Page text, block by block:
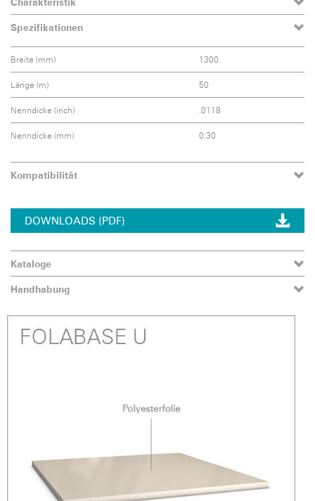
Spezifikationen
Breite (mm) 1300
Länge (m) 50
Nenndicke (inch) .0118
Nenndicke (mm) 0.30
Kompatibilität
DOWNLOADS (PDF)
Kataloge
Handhabung